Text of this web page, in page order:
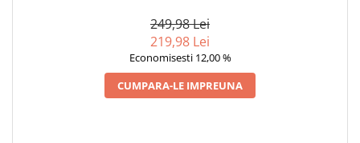
249,98 Lei
219,98 Lei
Economisesti 12,00 %
CUMPARA-LE IMPREUNA